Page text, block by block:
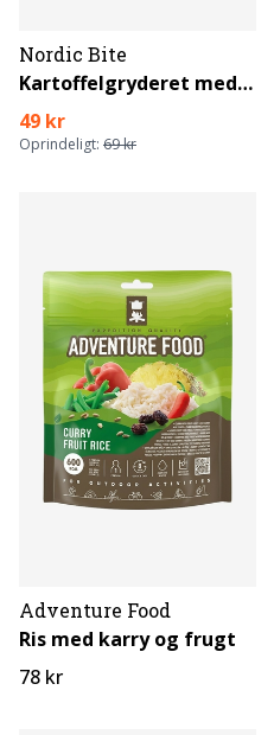
Nordic Bite
Kartoffelgryderet med oksekød
49 kr
Oprindeligt: 69 kr
Adventure Food
Ris med karry og frugt
78 kr